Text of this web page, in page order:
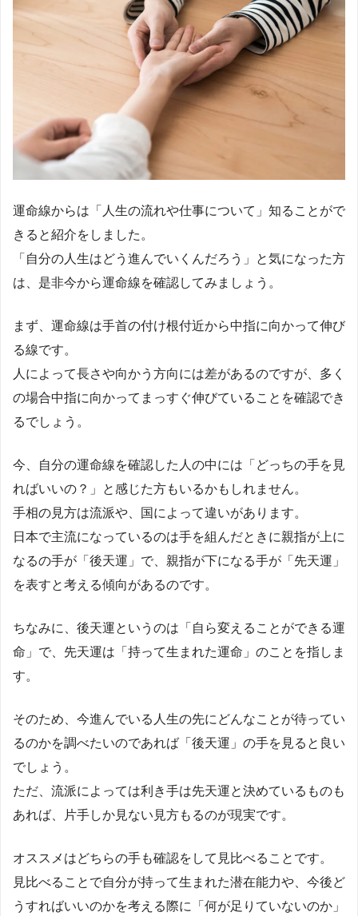
運命線からは「人生の流れや仕事について」知ることがで
きると紹介をしました。
「自分の人生はどう進んでいくんだろう」と気になった方
は、是非今から運命線を確認してみましょう。
まず、運命線は手首の付け根付近から中指に向かって伸び
る線です。
人によって長さや向かう方向には差があるのですが、多く
の場合中指に向かってまっすぐ伸びていることを確認でき
るでしょう。
今、自分の運命線を確認した人の中には「どっちの手を見
ればいいの？」と感じた方もいるかもしれません。
手相の見方は流派や、国によって違いがあります。
日本で主流になっているのは手を組んだときに親指が上に
なるの手が「後天運」で、親指が下になる手が「先天運」
を表すと考える傾向があるのです。
ちなみに、後天運というのは「自ら変えることができる運
命」で、先天運は「持って生まれた運命」のことを指しま
す。
そのため、今進んでいる人生の先にどんなことが待ってい
るのかを調べたいのであれば「後天運」の手を見ると良い
でしょう。
ただ、流派によっては利き手は先天運と決めているものも
あれば、片手しか見ない見方もるのが現実です。
オススメはどちらの手も確認をして見比べることです。
見比べることで自分が持って生まれた潜在能力や、今後ど
うすればいいのかを考える際に「何が足りていないのか」